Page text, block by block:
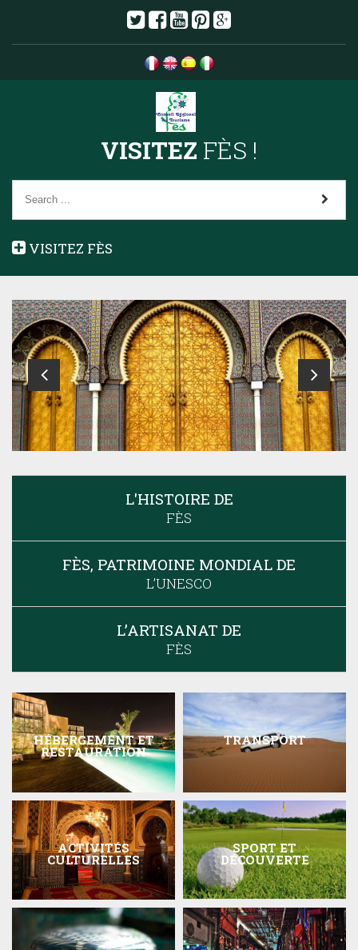
VISITEZ FÈS !
VISITEZ FÈS
L'HISTOIRE DE
FÈS
FÈS, PATRIMOINE MONDIAL DE
L’UNESCO
L’ARTISANAT DE
FÈS
HÉBERGEMENT ET
RESTAURATION
TRANSPORT
ACTIVITÉS
CULTURELLES
SPORT ET
DÉCOUVERTE